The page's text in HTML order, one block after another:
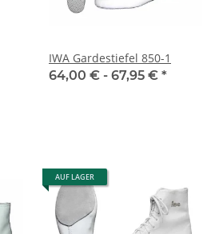
IWA Gardestiefel 850-1
64,00 € - 67,95 € *
AUF LAGER